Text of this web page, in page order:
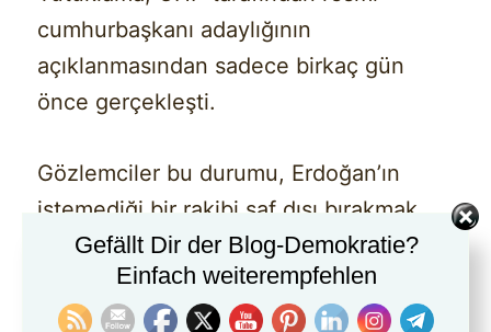
cumhurbaşkanı adaylığının
açıklanmasından sadece birkaç gün
önce gerçekleşti.
Gözlemciler bu durumu, Erdoğan’ın
istemediği bir rakibi saf dışı bırakmak
için kasıtlı bir siyasi hamle olarak
yorumluyor.
Gefällt Dir der Blog-Demokratie?
Einfach weiterempfehlen